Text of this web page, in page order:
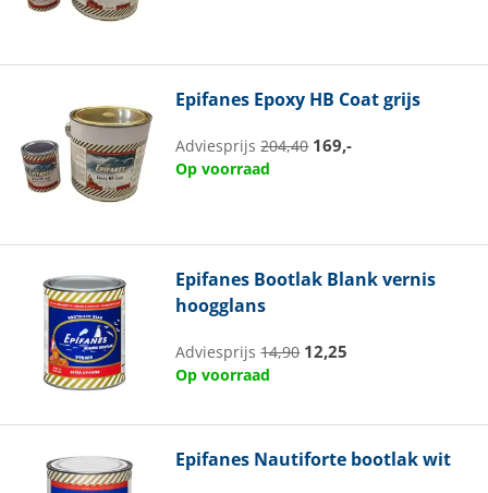
Epifanes Epoxy HB Coat grijs
Adviesprijs204,40 169,-
Op voorraad
Epifanes Bootlak Blank vernis
hoogglans
Adviesprijs14,90 12,25
Op voorraad
Epifanes Nautiforte bootlak wit